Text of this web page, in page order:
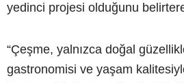
yedinci projesi olduğunu
“Çeşme, yalnızca doğal
gastronomisi ve yaşam